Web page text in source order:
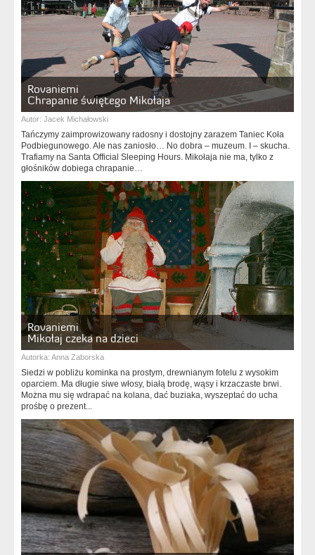
Rovaniemi
Chrapanie świętego Mikołaja
Autor: Jacek Michałowski
Tańczymy zaimprowizowany radosny i dostojny zarazem Taniec Koła
Podbiegunowego. Ale nas zaniosło… No dobra – muzeum. I – skucha.
Trafiamy na Santa Official Sleeping Hours. Mikołaja nie ma, tylko z
głośników dobiega chrapanie…
Rovaniemi
Mikołaj czeka na dzieci
Autorka: Anna Zaborska
Siedzi w pobliżu kominka na prostym, drewnianym fotelu z wysokim
oparciem. Ma długie siwe włosy, białą brodę, wąsy i krzaczaste brwi.
Można mu się wdrapać na kolana, dać buziaka, wyszeptać do ucha
prośbę o prezent...